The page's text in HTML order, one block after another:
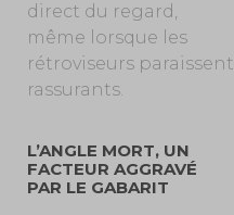
direct du regard,
même lorsque les
rétroviseurs paraissent
rassurants.
L’ANGLE MORT, UN
FACTEUR AGGRAVÉ
PAR LE GABARIT